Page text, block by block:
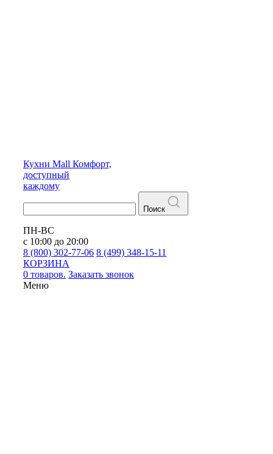
Кухни Mall Комфорт,
доступный
каждому
Поиск
ПН-ВС
с 10:00 до 20:00
8 (800) 302-77-06 8 (499) 348-15-11
КОРЗИНА
0 товаров. Заказать звонок
Меню